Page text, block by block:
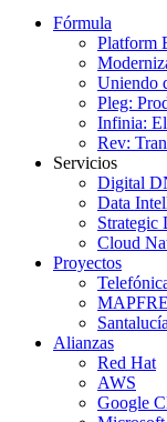
Fórmula
Platform
Uniendo
Pleg:
Infinia:
Rev:
Servicios
Digital
Data
Strategic
Cloud
Proyectos
MAPFRE
Santalucía
Alianzas
Red Hat
AWS
Google